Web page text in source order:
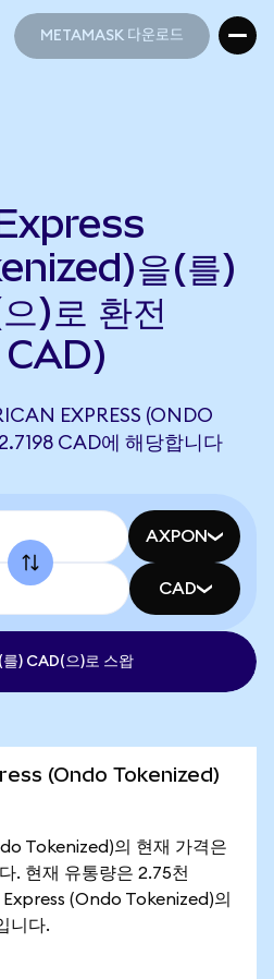
METAMASK 다운로드
을(를)
)로 환전
EXPRESS (ONDO
CAD에 해당합니다
AXPON
CAD
) CAD(으)로 스왑
(Ondo Tokenized)
Tokenized)의 현재 가격은
. 현재 유통량은 2.75천
(Ondo Tokenized)의
니다.